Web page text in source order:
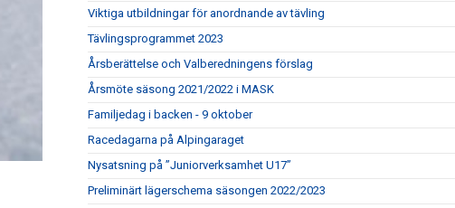
Viktiga utbildningar för anordnande av tävling
Tävlingsprogrammet 2023
Årsberättelse och Valberedningens förslag
Årsmöte säsong 2021/2022 i MASK
Familjedag i backen - 9 oktober
Racedagarna på Alpingaraget
Nysatsning på ”Juniorverksamhet U17”
Preliminärt lägerschema säsongen 2022/2023